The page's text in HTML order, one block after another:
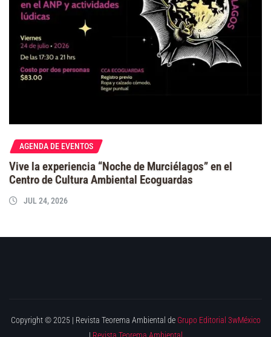
AGENDA DE EVENTOS
Vive la experiencia “Noche de Murciélagos” en el
Centro de Cultura Ambiental Ecoguardas
JUL 24, 2026
Copyright © 2025 | Revista Teorema Ambiental de Grupo Editorial 3wMéxico